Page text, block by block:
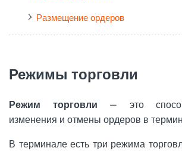
Размещение ордеров
Режимы торговли
Режим торговли — это
изменения и отмены ордеров в
В терминале есть три режима